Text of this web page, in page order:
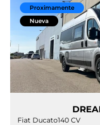
Proximamente
Nueva
Fiat Ducato140 CV